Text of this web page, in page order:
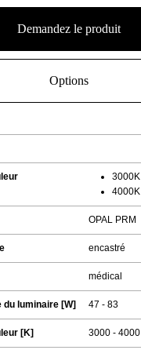
Demandez le produit
Options
3000K
4000K
OPAL PRM
encastré
médical
du luminaire [W] 47 - 83
[K] 3000 - 4000